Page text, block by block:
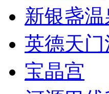
新银盏温
英德天门
宝晶宫